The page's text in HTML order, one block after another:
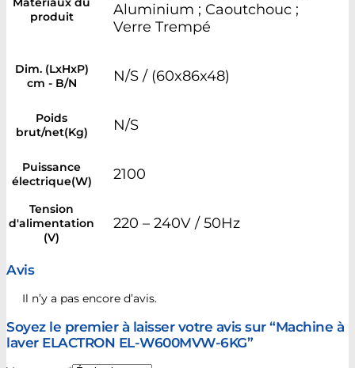
produit
Aluminium ; Caoutchouc ;
Verre Trempé
Dim. (LxHxP)
cm - B/N
N/S / (60x86x48)
Poids
brut/net(Kg)
N/S
Puissance
électrique(W)
2100
Tension
d'alimentation
(V)
220 – 240V / 50Hz
Avis
Il n’y a pas encore d’avis.
Soyez le premier à laisser votre avis sur “Machine à
laver ELACTRON EL-W600MVW-6KG”